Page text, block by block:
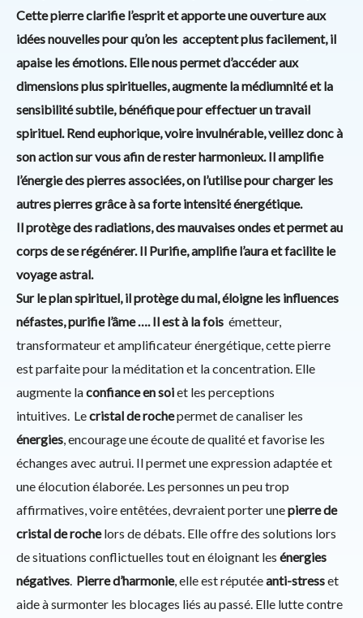
Cette pierre clarifie l’esprit et apporte une ouverture aux
idées nouvelles pour qu’on les acceptent plus facilement, il
apaise les émotions. Elle nous permet d’accéder aux
dimensions plus spirituelles, augmente la médiumnité et la
sensibilité subtile, bénéfique pour effectuer un travail
spirituel. Rend euphorique, voire invulnérable, veillez donc à
son action sur vous afin de rester harmonieux. Il amplifie
l’énergie des pierres associées, on l’utilise pour charger les
autres pierres grâce à sa forte intensité énergétique.
Il protège des radiations, des mauvaises ondes et permet au
corps de se régénérer. Il Purifie, amplifie l’aura et facilite le
voyage astral.
Sur le plan spirituel, il protège du mal, éloigne les influences
néfastes, purifie l’âme …. Il est à la fois émetteur,
transformateur et amplificateur énergétique, cette pierre
est parfaite pour la méditation et la concentration. Elle
augmente laconfiance en soiet les perceptions
intuitives. Lecristal de rochepermet de canaliser les
énergies , encourage une écoute de qualité et favorise les
échanges avec autrui. Il permet une expression adaptée et
une élocution élaborée. Les personnes un peu trop
affirmatives, voire entêtées, devraient porter unepierre de
cristal de rochelors de débats. Elle offre des solutions lors
de situations conflictuelles tout en éloignant les énergies
négatives Pierre d’harmonie, elle est réputéeanti-stresset
aide à surmonter les blocages liés au passé. Elle lutte contre